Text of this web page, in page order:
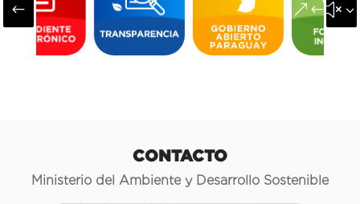
#
CONTACTO
Ministerio del Ambiente y Desarrollo Sostenible